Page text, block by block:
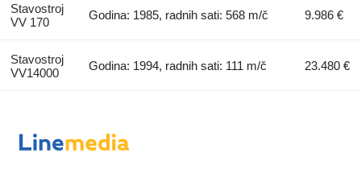
Stavostroj
VV 170
Godina: 1985, radnih sati: 568 m/č 9.986 €
Stavostroj
VV14000
Godina: 1994, radnih sati: 111 m/č 23.480 €